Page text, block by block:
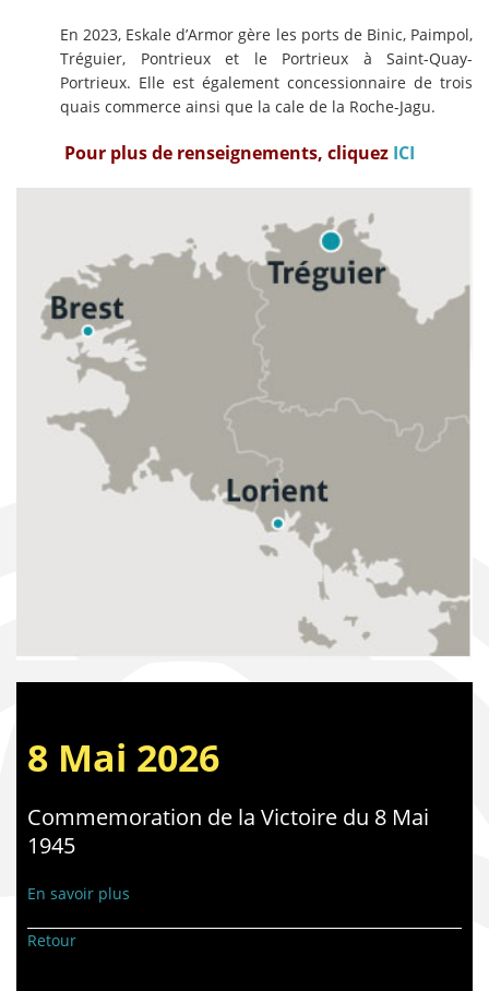
En 2023, Eskale d’Armor gère les ports de Binic, Paimpol,
Tréguier, Pontrieux et le Portrieux à Saint-Quay-
Portrieux. Elle est également concessionnaire de trois
quais commerce ainsi que la cale de la Roche-Jagu.
Pour plus de renseignements, cliquez ICI
8 Mai 2026
Commemoration de la Victoire du 8 Mai
1945
En savoir plus
Retour